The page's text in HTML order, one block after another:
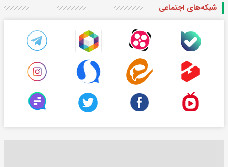
شبکه‌های اجتماعی